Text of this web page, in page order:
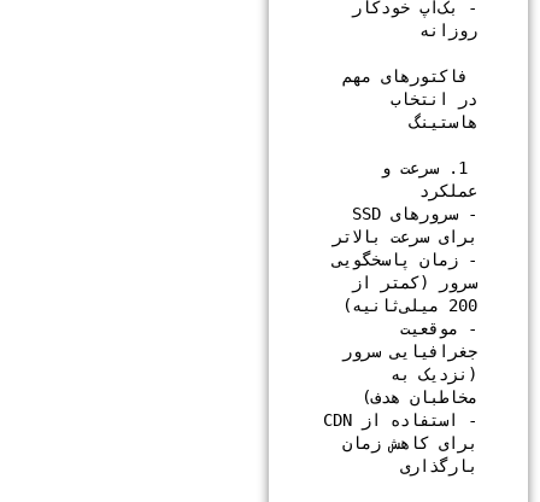
- بک‌آپ خودکار
فاکتورهای مهم
در انتخاب
1. سرعت و
- سرورهای SSD
- زمان پاسخگویی
سرور (کمتر از
- موقعیت
جغرافیایی سرور
(نزدیک به
- استفاده از CDN
برای کاهش زمان